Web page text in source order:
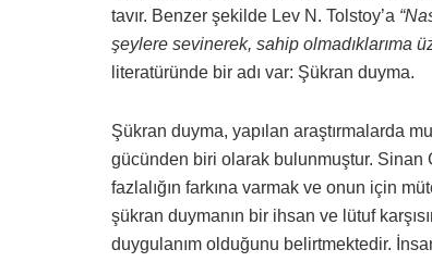
tavır. Benzer şekilde Lev N. Tolstoy’a
şeylere sevinerek, sahip olmadıklarıma
literatüründe bir adı var: Şükran duyma.
Şükran duyma, yapılan araştırmalarda
gücünden biri olarak bulunmuştur. Sinan
fazlalığın farkına varmak ve onun için
şükran duymanın bir ihsan ve lütuf
duygulanım olduğunu belirtmektedir.